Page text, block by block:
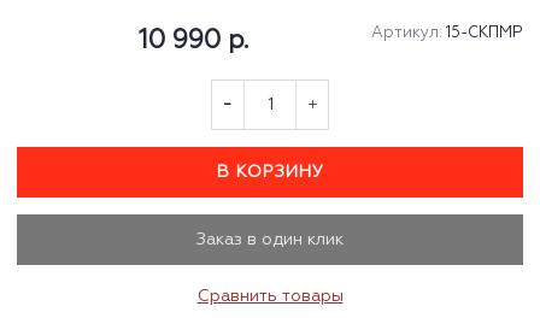
Артикул: 15-СКПМР
10 990 р.
В КОРЗИНУ
Заказ в один клик
Сравнить товары